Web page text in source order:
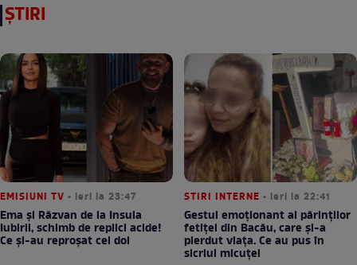
ȘTIRI
EMISIUNI TV • ieri la 23:47
Ema și Răzvan de la Insula
Iubirii, schimb de replici acide!
Ce și-au reproșat cei doi
STIRI INTERNE • ieri la 22:41
Gestul emoționant al părinților
fetiței din Bacău, care și-a
pierdut viața. Ce au pus în
sicriul micuței